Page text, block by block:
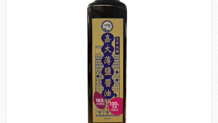
有一層層動魄精心的「雞肉飯風味」口感 油潤入喉、蔥酥順
口、醬香撲鼻的美味感受，吃起來清香不油膩、到味不過鹹！
搭配百分百陽光日曬的波浪刀削麵條，更能完整吸收雞肉飯風
味的醬汁香氣，給您爽口入味的極致享受！這獨「嘉」雞肉飯
風味的幸福拌麵家鄉味！唯您享用！